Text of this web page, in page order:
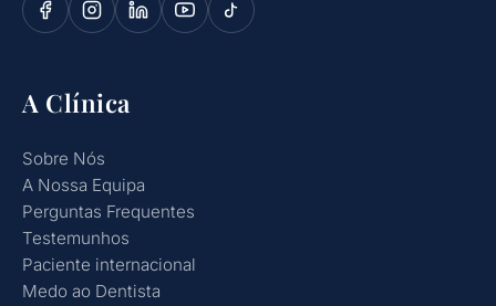
A Clínica
Sobre Nós
A Nossa Equipa
Perguntas Frequentes
Testemunhos
Paciente internacional
Medo ao Dentista